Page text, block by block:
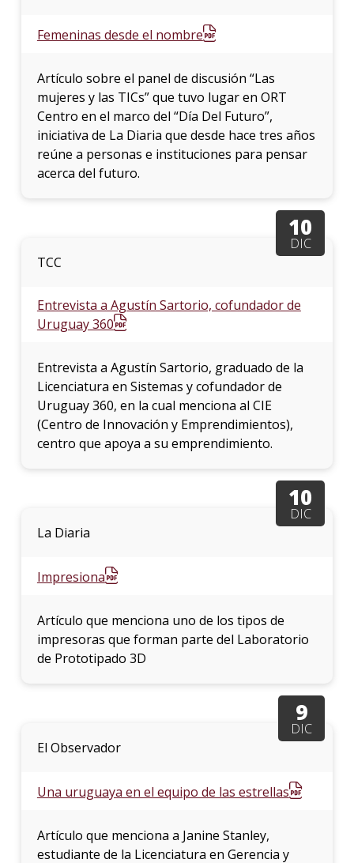
Femeninas desde el nombre
Artículo sobre el panel de discusión “Las
mujeres y las TICs” que tuvo lugar en ORT
Centro en el marco del “Día Del Futuro”,
iniciativa de La Diaria que desde hace tres años
reúne a personas e instituciones para pensar
acerca del futuro.
10
DIC
TCC
Entrevista a Agustín Sartorio, cofundador de
Uruguay 360
Entrevista a Agustín Sartorio, graduado de la
Licenciatura en Sistemas y cofundador de
Uruguay 360, en la cual menciona al CIE
(Centro de Innovación y Emprendimientos),
centro que apoya a su emprendimiento.
10
DIC
La Diaria
Impresiona
Artículo que menciona uno de los tipos de
impresoras que forman parte del Laboratorio
de Prototipado 3D
9
DIC
El Observador
Una uruguaya en el equipo de las estrellas
Artículo que menciona a Janine Stanley,
estudiante de la Licenciatura en Gerencia y